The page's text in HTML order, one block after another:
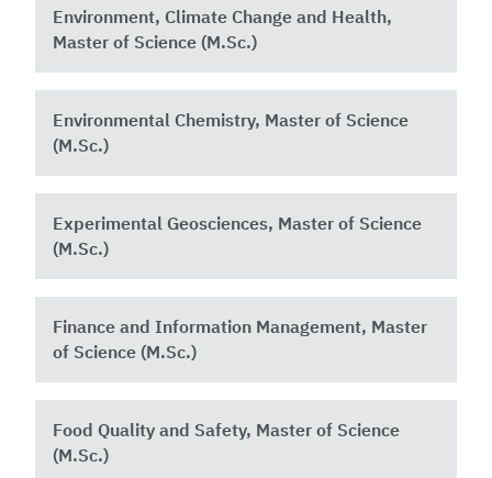
Environment, Climate Change and Health,
Master of Science (M.Sc.)
Environmental Chemistry, Master of Science
(M.Sc.)
Experimental Geosciences, Master of Science
(M.Sc.)
Finance and Information Management, Master
of Science (M.Sc.)
Food Quality and Safety, Master of Science
(M.Sc.)